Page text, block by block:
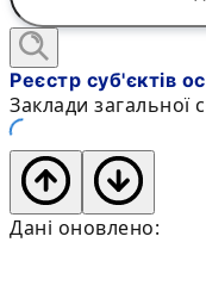
Реєстр суб'єктів
Заклади загальної
Дані оновлено: